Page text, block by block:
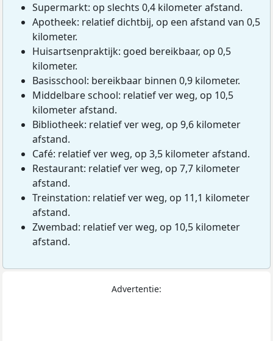
Supermarkt: op slechts 0,4 kilometer afstand.
Apotheek: relatief dichtbij, op een afstand van 0,5
kilometer.
Huisartsenpraktijk: goed bereikbaar, op 0,5
kilometer.
Basisschool: bereikbaar binnen 0,9 kilometer.
Middelbare school: relatief ver weg, op 10,5
kilometer afstand.
Bibliotheek: relatief ver weg, op 9,6 kilometer
afstand.
Café: relatief ver weg, op 3,5 kilometer afstand.
Restaurant: relatief ver weg, op 7,7 kilometer
afstand.
Treinstation: relatief ver weg, op 11,1 kilometer
afstand.
Zwembad: relatief ver weg, op 10,5 kilometer
afstand.
Advertentie: